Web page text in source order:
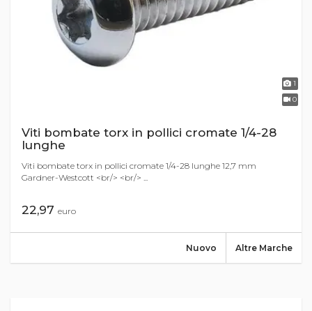
1
0
Viti bombate torx in pollici cromate 1/4-28
lunghe
Viti bombate torx in pollici cromate 1/4-28 lunghe 12,7 mm
Gardner-Westcott <br/> <br/> ...
22,97 euro
Altre Marche
Nuovo